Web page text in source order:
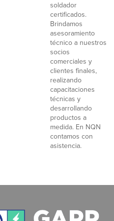
soldador
certificados.
Brindamos
asesoramiento
técnico a nuestros
socios
comerciales y
clientes finales,
realizando
capacitaciones
técnicas y
desarrollando
productos a
medida. En NQN
contamos con
asistencia.